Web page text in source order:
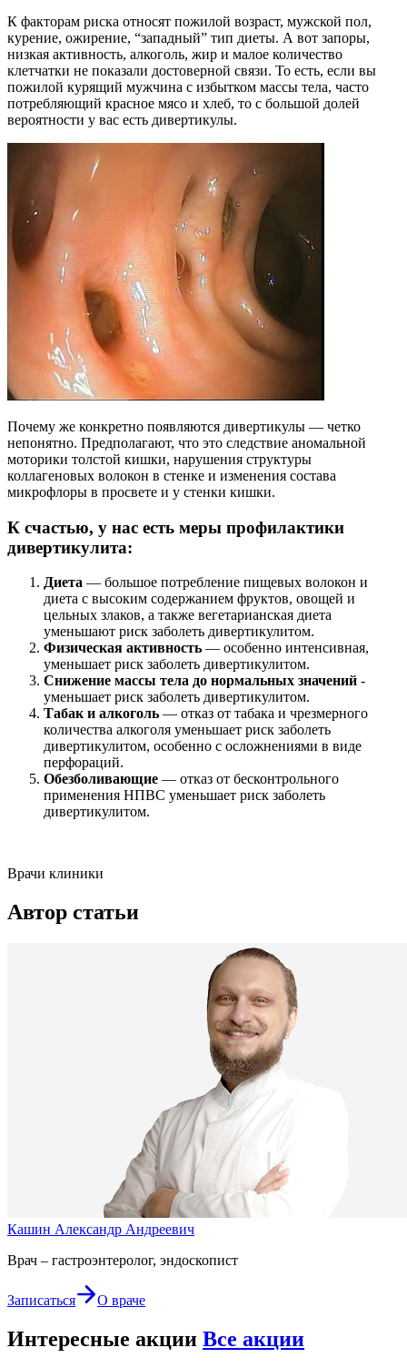
К факторам риска относят пожилой возраст, мужской пол,
курение, ожирение, “западный” тип диеты. А вот запоры,
низкая активность, алкоголь, жир и малое количество
клетчатки не показали достоверной связи. То есть, если вы
пожилой курящий мужчина с избытком массы тела, часто
потребляющий красное мясо и хлеб, то с большой долей
вероятности у вас есть дивертикулы.
Почему же конкретно появляются дивертикулы — четко
непонятно. Предполагают, что это следствие аномальной
моторики толстой кишки, нарушения структуры
коллагеновых волокон в стенке и изменения состава
микрофлоры в просвете и у стенки кишки.
К счастью, у нас есть меры профилактики
дивертикулита:
Диета — большое потребление пищевых волокон и
диета с высоким содержанием фруктов, овощей и
цельных злаков, а также вегетарианская диета
уменьшают риск заболеть дивертикулитом.
Физическая активность — особенно интенсивная,
уменьшает риск заболеть дивертикулитом.
Снижение массы тела до нормальных значений -
уменьшает риск заболеть дивертикулитом.
Табак и алкоголь — отказ от табака и чрезмерного
количества алкоголя уменьшает риск заболеть
дивертикулитом, особенно с осложнениями в виде
перфораций.
Обезболивающие — отказ от бесконтрольного
применения НПВС уменьшает риск заболеть
дивертикулитом.
Врачи клиники
Автор статьи
Кашин Александр Андреевич
Врач – гастроэнтеролог, эндоскопист
Записаться О враче
Интересные акции Все акции